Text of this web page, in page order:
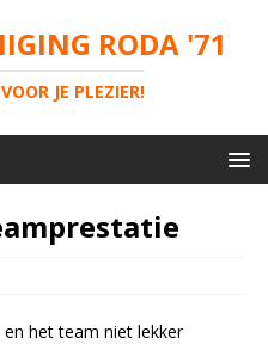
RODA '71
JE PLEZIER!
het team niet lekker